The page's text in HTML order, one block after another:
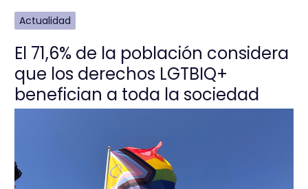
Actualidad
El 71,6% de la población considera
que los derechos LGTBIQ+
benefician a toda la sociedad